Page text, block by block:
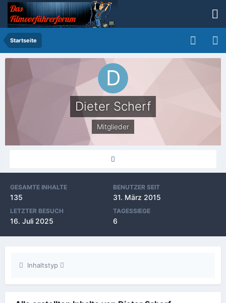
Startseite
Dieter Scherf
Mitglieder
GESAMTE INHALTE
135
BENUTZER SEIT
31. März 2015
LETZTER BESUCH
16. Juli 2025
TAGESSIEGE
6
Inhaltstyp